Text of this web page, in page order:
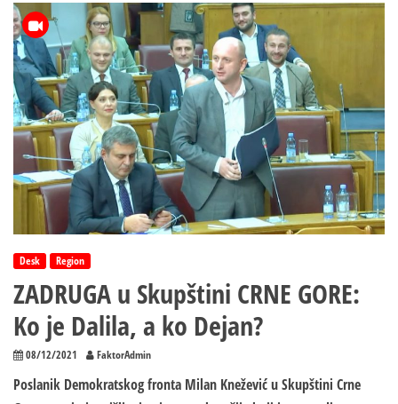
Desk Region
ZADRUGA u Skupštini CRNE GORE:
Ko je Dalila, a ko Dejan?
08/12/2021 FaktorAdmin
Poslanik Demokratskog fronta Milan Knežević u Skupštini Crne